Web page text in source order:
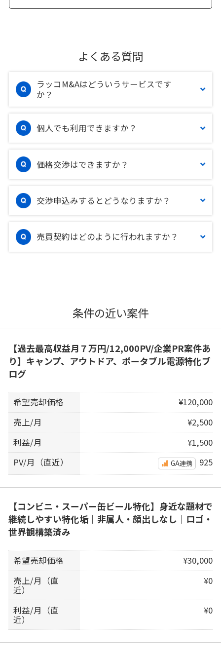
よくある質問
ラッコM&Aはどういうサービスです
か？
個人でも利用できますか？
価格交渉はできますか？
交渉申込みするとどうなりますか？
売買契約はどのように行われますか？
条件の近い案件
【過去最高収益月７万円/12,000PV/企業PR案件あ
り】キャンプ、アウトドア、ポータブル電源特化ブ
ログ
希望売却価格
¥120,000
売上/月
¥2,500
利益/月
¥1,500
PV/月（直近）
GA連携 925
【コンビニ・スーパー缶ビール特化】身近な題材で
継続しやすい特化垢｜非属人・顔出しなし｜ロゴ・
世界観構築済み
希望売却価格
¥30,000
売上/月（直
近）
¥0
利益/月（直
近）
¥0